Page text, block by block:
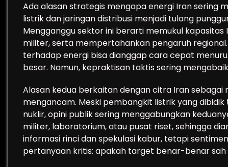
Ada alasan strategis mengapa energi Iran sering
listrik dan jaringan distribusi menjadi tulang
Mengganggu sektor ini berarti memukul
militer, serta mempertahankan pengaruh
terhadap energi bisa dianggap cara cepat
besar. Namun, kepraktisan taktis sering
Alasan kedua berkaitan dengan citra Iran
mengancam. Meski pembangkit listrik yang
nuklir, opini publik sering menggabungkan
militer, laboratorium, atau pusat riset, sehingga
informasi rinci dan spekulasi kabur, tetapi
pertanyaan kritis: apakah target benar-benar